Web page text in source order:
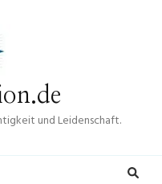
und Leidenschaft.